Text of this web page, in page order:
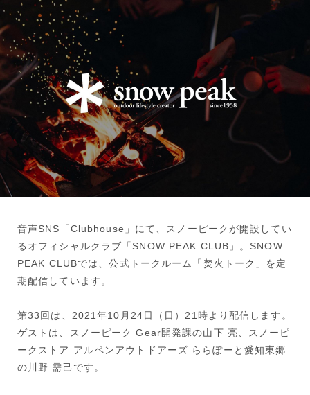
音声SNS「Clubhouse」にて、スノーピークが開設してい
るオフィシャルクラブ「SNOW PEAK CLUB」。SNOW
PEAK CLUBでは、公式トークルーム「焚火トーク」を定
期配信しています。
第33回は、2021年10月24日（日）21時より配信します。
ゲストは、スノーピーク Gear開発課の山下 亮、スノーピ
ークストア アルペンアウトドアーズ ららぽーと愛知東郷
の川野 需己です。